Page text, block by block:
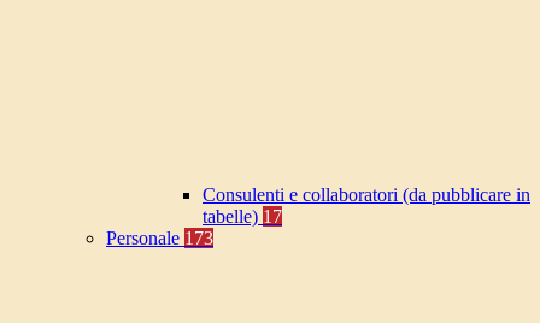
Consulenti e collaboratori (da pubblicare in
tabelle) 17
Personale 173